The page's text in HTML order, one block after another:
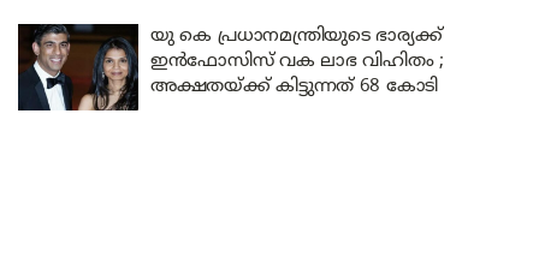
യു കെ പ്രധാനമന്ത്രിയുടെ ഭാര്യക്ക്
ഇൻഫോസിസ് വക ലാഭ വിഹിതം ;
അക്ഷതയ്ക്ക് കിട്ടുന്നത് 68 കോടി